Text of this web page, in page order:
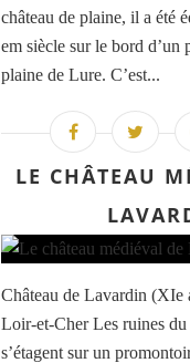
château de plaine, il a été
em siècle sur le bord d’un
plaine de Lure. C’est...
LE CHÂTEAU
Château de Lavardin (XIe
Loir-et-Cher Les ruines
s’étagent sur un